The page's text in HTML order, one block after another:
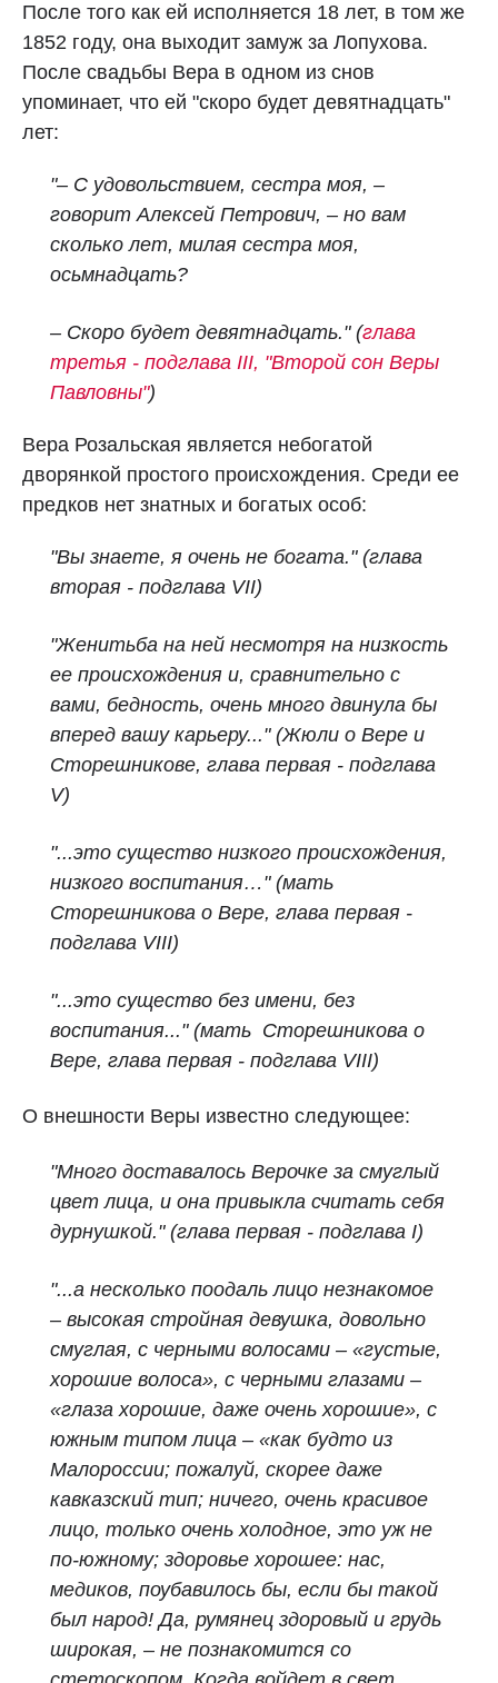
После того как ей исполняется 18 лет, в том же
1852 году, она выходит замуж за Лопухова.
После свадьбы Вера в одном из снов
упоминает, что ей "скоро будет девятнадцать"
лет:
"– С удовольствием, сестра моя, –
говорит Алексей Петрович, – но вам
сколько лет, милая сестра моя,
осьмнадцать?
– Скоро будет девятнадцать." (глава
третья - подглава III, "Второй сон Веры
Павловны")
Вера Розальская является небогатой
дворянкой простого происхождения. Среди ее
предков нет знатных и богатых особ:
"Вы знаете, я очень не богата." (глава
вторая - подглава VII)
"Женитьба на ней несмотря на низкость
ее происхождения и, сравнительно с
вами, бедность, очень много двинула бы
вперед вашу карьеру..." (Жюли о Вере и
Сторешникове, глава первая - подглава
V)
"...это существо низкого происхождения,
низкого воспитания…" (мать
Сторешникова о Вере, глава первая -
подглава VIII)
"...это существо без имени, без
воспитания..." (мать Сторешникова о
Вере, глава первая - подглава VIII)
О внешности Веры известно следующее:
"Много доставалось Верочке за смуглый
цвет лица, и она привыкла считать себя
дурнушкой." (глава первая - подглава I)
"...а несколько поодаль лицо незнакомое
– высокая стройная девушка, довольно
смуглая, с черными волосами – «густые,
хорошие волоса», с черными глазами –
«глаза хорошие, даже очень хорошие», с
южным типом лица – «как будто из
Малороссии; пожалуй, скорее даже
кавказский тип; ничего, очень красивое
лицо, только очень холодное, это уж не
по-южному; здоровье хорошее: нас,
медиков, поубавилось бы, если бы такой
был народ! Да, румянец здоровый и грудь
широкая, – не познакомится со